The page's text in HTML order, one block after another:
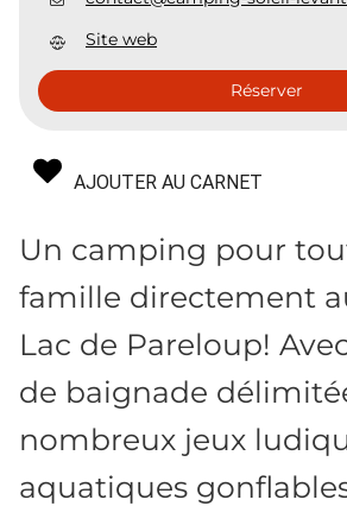
Site web
Réserver
AJOUTER AU CARNET
Un camping pour
famille directement
Lac de Pareloup!
de baignade
nombreux jeux
aquatiques